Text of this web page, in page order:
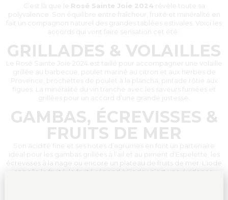
C’est là que le Rosé Sainte Joie 2024 révèle toute sa
polyvalence. Son équilibre entre fraîcheur, fruité et minéralité en
fait un compagnon naturel des grandes tablées estivales. Voici les
accords qui vont faire sensation cet été :
GRILLADES & VOLAILLES
Le Rosé Sainte Joie 2024 est taillé pour accompagner une volaille
grillée au barbecue, poulet mariné au citron et aux herbes de
Provence, brochettes de poulet à la plancha, pintade rôtie aux
figues. La minéralité du vin tranche avec les saveurs fumées et
grillées pour un accord d’une grande justesse.
GAMBAS, ÉCREVISSES &
FRUITS DE MER
Son acidité fine et ses notes d’agrumes en font un partenaire
idéal pour les gambas grillées à l’ail et au piment d’Espelette, les
écrevisses à la nage ou encore un plateau de fruits de mer. L’iode
appelle le fruité, le fruité répond à l’iode : c’est une évidence.